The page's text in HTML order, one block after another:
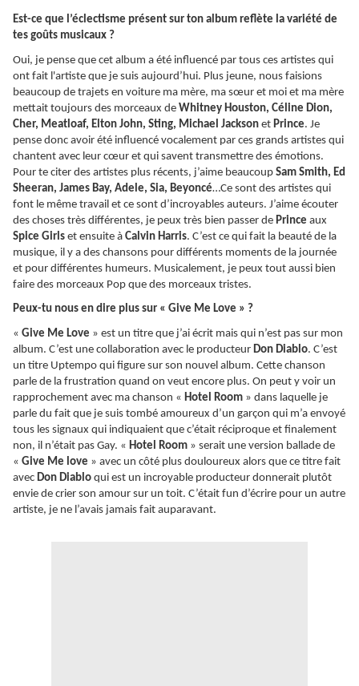
Est-ce que l’éclectisme présent sur ton album reflète la variété de
tes goûts musicaux ?
Oui, je pense que cet album a été influencé par tous ces artistes qui
ont fait l'artiste que je suis aujourd’hui. Plus jeune, nous faisions
beaucoup de trajets en voiture ma mère, ma sœur et moi et ma mère
mettait toujours des morceaux de Whitney Houston, Céline Dion,
Cher, Meatloaf, Elton John, Sting, Michael Jackson et Prince. Je
pense donc avoir été influencé vocalement par ces grands artistes qui
chantent avec leur cœur et qui savent transmettre des émotions.
Pour te citer des artistes plus récents, j’aime beaucoup Sam Smith, Ed
Sheeran, James Bay, Adele, Sia, Beyoncé…Ce sont des artistes qui
font le même travail et ce sont d’incroyables auteurs. J’aime écouter
des choses très différentes, je peux très bien passer de Prince aux
Spice Girls et ensuite à Calvin Harris. C’est ce qui fait la beauté de la
musique, il y a des chansons pour différents moments de la journée
et pour différentes humeurs. Musicalement, je peux tout aussi bien
faire des morceaux Pop que des morceaux tristes.
Peux-tu nous en dire plus sur « Give Me Love » ?
« Give Me Love » est un titre que j’ai écrit mais qui n’est pas sur mon
album. C’est une collaboration avec le producteur Don Diablo. C’est
un titre Uptempo qui figure sur son nouvel album. Cette chanson
parle de la frustration quand on veut encore plus. On peut y voir un
rapprochement avec ma chanson « Hotel Room » dans laquelle je
parle du fait que je suis tombé amoureux d’un garçon qui m’a envoyé
tous les signaux qui indiquaient que c’était réciproque et finalement
non, il n’était pas Gay. « Hotel Room » serait une version ballade de
« Give Me love » avec un côté plus douloureux alors que ce titre fait
avec Don Diablo qui est un incroyable producteur donnerait plutôt
envie de crier son amour sur un toit. C’était fun d’écrire pour un autre
artiste, je ne l’avais jamais fait auparavant.